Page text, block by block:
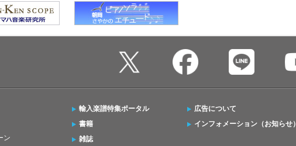
ン
輸入楽譜特集ポータル
書籍
雑誌
広告について
インフォメーション（お知らせ）